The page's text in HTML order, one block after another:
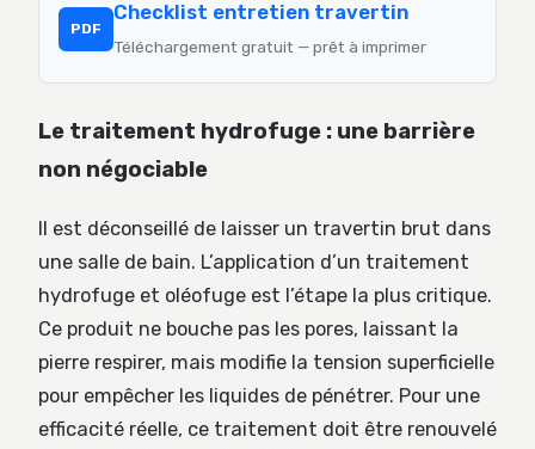
PDF
Checklist entretien travertin
Téléchargement gratuit — prêt à imprimer
Le traitement hydrofuge : une barrière
non négociable
Il est déconseillé de laisser un travertin brut dans
une salle de bain. L’application d’un traitement
hydrofuge et oléofuge est l’étape la plus critique.
Ce produit ne bouche pas les pores, laissant la
pierre respirer, mais modifie la tension superficielle
pour empêcher les liquides de pénétrer. Pour une
efficacité réelle, ce traitement doit être renouvelé